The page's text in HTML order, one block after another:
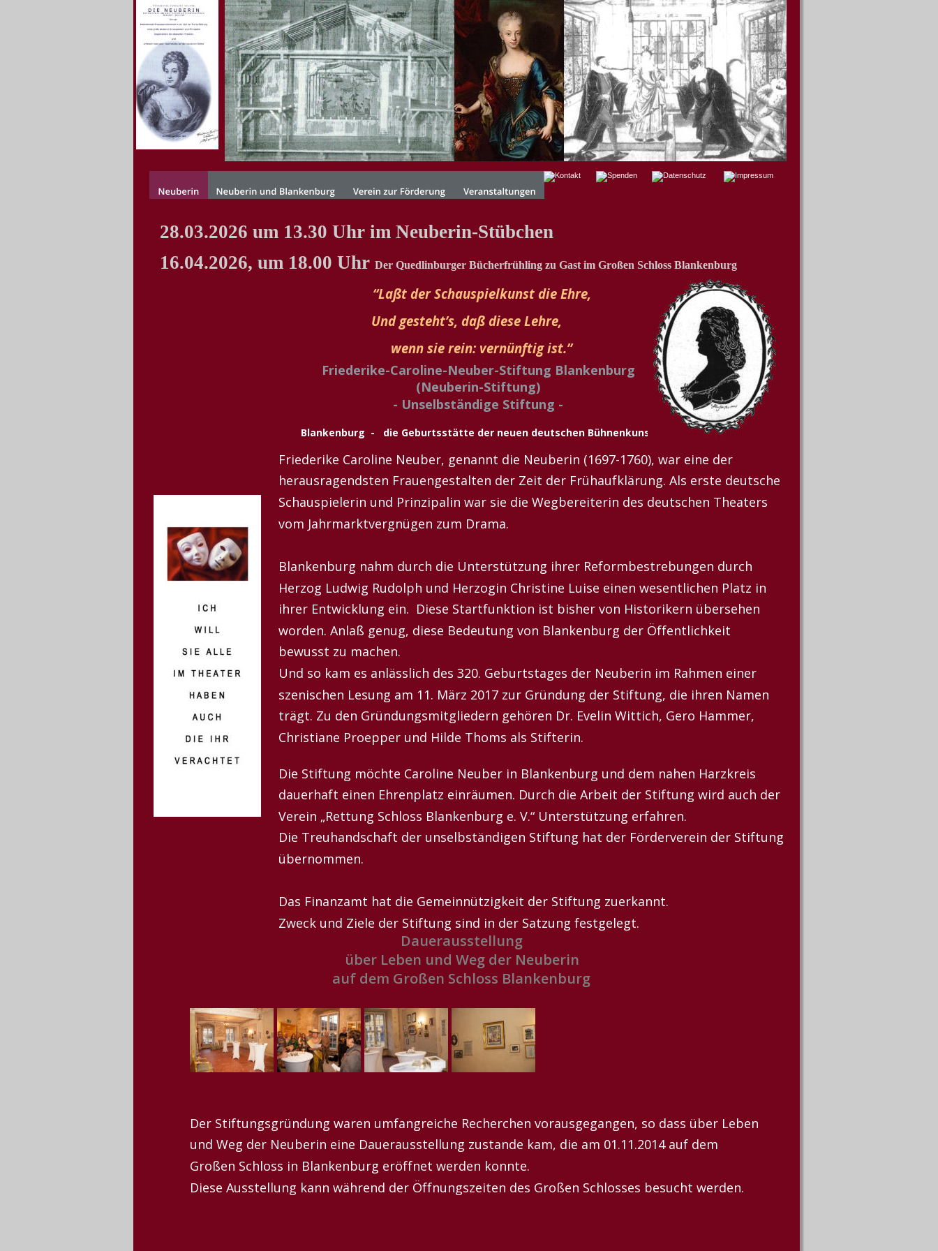
Dauerausstellung
über Leben und Weg der Neuberin
auf dem Großen Schloss Blankenburg
Friederike Caroline Neuber, genannt die Neuberin (1697-1760), war eine der
herausragendsten Frauengestalten der Zeit der Frühaufklärung. Als erste deutsche
Schauspielerin und Prinzipalin war sie die Wegbereiterin des deutschen Theaters
vom Jahrmarktvergnügen zum Drama.
Blankenburg nahm durch die Unterstützung ihrer Reformbestrebungen durch
Herzog Ludwig Rudolph und Herzogin Christine Luise einen wesentlichen Platz in
ihrer Entwicklung ein.  Diese Startfunktion ist bisher von Historikern übersehen
worden. Anlaß genug, diese Bedeutung von Blankenburg der Öffentlichkeit
bewusst zu machen.
Und so kam es anlässlich des 320. Geburtstages der Neuberin im Rahmen einer
szenischen Lesung am 11. März 2017 zur Gründung der Stiftung, die ihren Namen
trägt. Zu den Gründungsmitgliedern gehören Dr. Evelin Wittich, Gero Hammer,
Christiane Proepper und Hilde Thoms als Stifterin.
Die Stiftung möchte Caroline Neuber in Blankenburg und dem nahen Harzkreis
dauerhaft einen Ehrenplatz einräumen. Durch die Arbeit der Stiftung wird auch der
Verein „Rettung Schloss Blankenburg e. V.“ Unterstützung erfahren.
Die Treuhandschaft der unselbständigen Stiftung hat der Förderverein der Stiftung
übernommen.
Das Finanzamt hat die Gemeinnützigkeit der Stiftung zuerkannt.
Zweck und Ziele der Stiftung sind in der Satzung festgelegt.
Der Stiftungsgründung waren umfangreiche Recherchen vorausgegangen, so dass über Leben
und Weg der Neuberin eine Dauerausstellung zustande kam, die am 01.11.2014 auf dem
Großen Schloss in Blankenburg eröffnet werden konnte.
Diese Ausstellung kann während der Öffnungszeiten des Großen Schlosses besucht werden.
Friederike-Caroline-Neuber-Stiftung Blankenburg
(Neuberin-Stiftung)
- Unselbständige Stiftung -
Blankenburg  -   die Geburtsstätte der neuen deutschen Bühnenkunst
“Laßt der Schauspielkunst die Ehre,
Und gesteht’s, daß diese Lehre,
wenn sie rein: vernünftig ist.”
28.03.2026 um 13.30 Uhr im Neuberin-Stübchen
16.04.2026, um 18.00 Uhr Der Quedlinburger Bücherfrühling zu Gast im Großen Schloss Blankenburg